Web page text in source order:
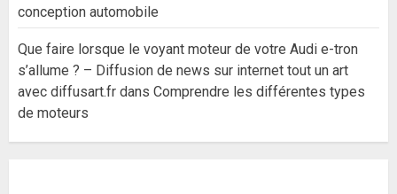
conception automobile
Que faire lorsque le voyant moteur de votre Audi e-tron
s’allume ? – Diffusion de news sur internet tout un art
avec diffusart.fr dans Comprendre les différentes types
de moteurs